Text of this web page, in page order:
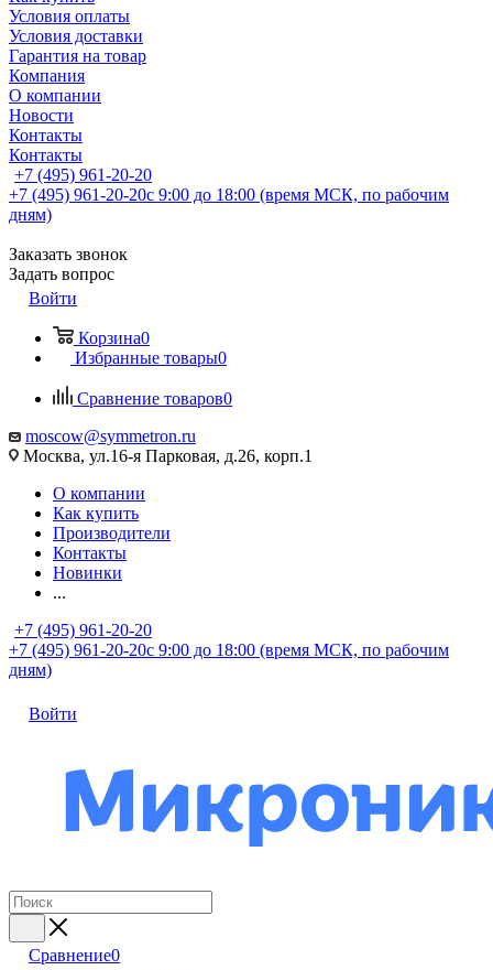
Условия оплаты
Условия доставки
Гарантия на товар
Компания
О компании
Новости
Контакты
Контакты
+7 (495) 961-20-20
+7 (495) 961-20-20с 9:00 до 18:00 (время МСК, по рабочим
дням)
Заказать звонок
Задать вопрос
Войти
Корзина0
Избранные товары0
Сравнение товаров0
moscow@symmetron.ru
Москва, ул.16-я Парковая, д.26, корп.1
О компании
Как купить
Производители
Контакты
Новинки
...
+7 (495) 961-20-20
+7 (495) 961-20-20с 9:00 до 18:00 (время МСК, по рабочим
дням)
Войти
Сравнение0